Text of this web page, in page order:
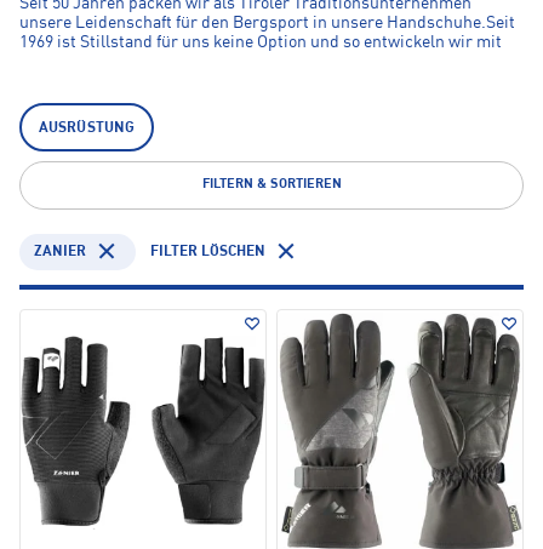
Seit 50 Jahren packen wir als Tiroler Traditionsunternehmen
unsere Leidenschaft für den Bergsport in unsere Handschuhe.Seit
1969 ist Stillstand für uns keine Option und so entwickeln wir mit
den Bergen zur Seite stehen.
AUSRÜSTUNG
FILTERN & SORTIEREN
ZANIER FILTER LÖSCHEN